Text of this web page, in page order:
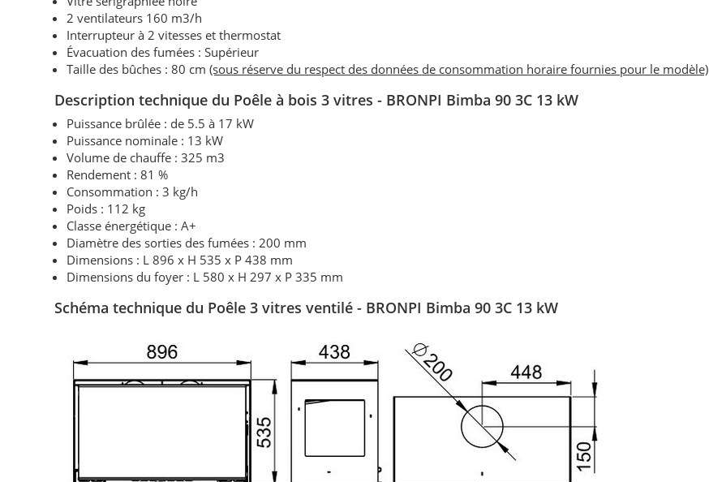
2 ventilateurs 160 m3/h
Interrupteur à 2 vitesses et thermostat
Évacuation des fumées : Supérieur
Taille des bûches : 80 cm(sous réserve du respect des données de consommation horaire fournies pour le modèle)
Description technique du Poêle à bois 3 vitres - BRONPI Bimba 90 3C 13 kW
Puissance brûlée : de 5.5 à 17 kW
Puissance nominale : 13 kW
Volume de chauffe : 325 m3
Rendement : 81 %
Consommation : 3 kg/h
Poids : 112 kg
Classe énergétique : A+
Diamètre des sorties des fumées : 200 mm
Dimensions : L 896 x H 535 x P 438 mm
Dimensions du foyer : L 580 x H 297 x P 335 mm
Schéma technique du Poêle 3 vitres ventilé - BRONPI Bimba 90 3C 13 kW